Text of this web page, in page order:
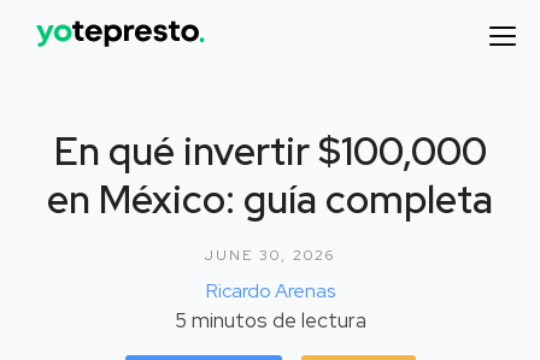
En qué invertir $100,000
en México: guía completa
JUNE 30, 2026
Ricardo Arenas
5 minutos de lectura